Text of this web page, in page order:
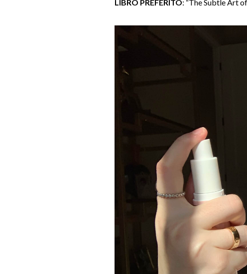
LIBRO PREFERITO: “The Subtle Art